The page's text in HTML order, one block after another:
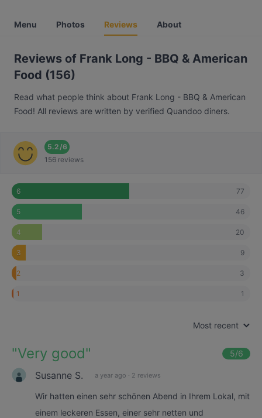
Menu Photos Reviews About
Reviews of Frank Long - BBQ & American
Food (156)
Read what people think about Frank Long - BBQ & American
Food! All reviews are written by verified Quandoo diners.
5.2/6
156 reviews
6 77
5 46
4 20
3 9
2 3
1 1
Most recent
"Very good" 5/6
Susanne S. a year ago · 2 reviews
Wir hatten einen sehr schönen Abend in Ihrem Lokal, mit
einem leckeren Essen, einer sehr netten und